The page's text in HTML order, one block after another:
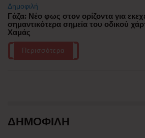
Δημοφιλή
Γάζα: Νέο φως στον ορίζοντα για
σημαντικότερα σημεία του οδικού
Χαμάς
Περισσότερα
ΔΗΜΟΦΙΛΗ